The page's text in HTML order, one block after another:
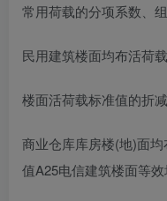
常用荷载的分项系数、
民用建筑楼面均布活荷
楼面活荷载标准值的折
商业仓库库房楼(地)面
值A25电信建筑楼面等